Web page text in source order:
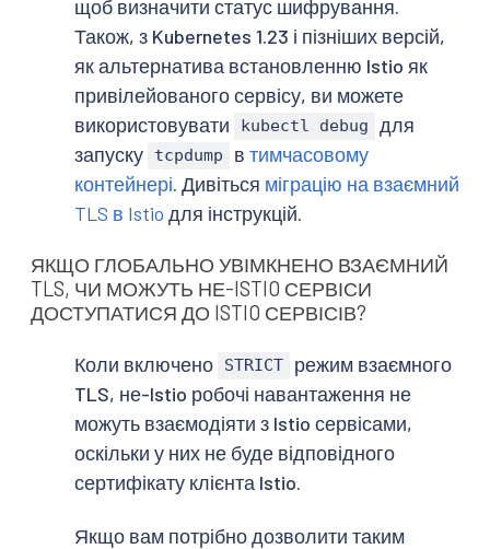
щоб визначити статус шифрування.
Також, з Kubernetes 1.23 і пізніших версій,
як альтернатива встановленню Istio як
привілейованого сервісу, ви можете
використовувати
kubectl debug
для
запуску
tcpdump втимчасовому
контейнері. Дивіться міграцію на взаємний
TLS в Istio для інструкцій.
ЯКЩО ГЛОБАЛЬНО УВІМКНЕНО ВЗАЄМНИЙ
TLS, ЧИ МОЖУТЬ НЕ-ISTIO СЕРВІСИ
ДОСТУПАТИСЯ ДО ISTIO СЕРВІСІВ?
Коли включено STRICT
режим взаємного
TLS, не-Istio робочі навантаження не
можуть взаємодіяти з Istio сервісами,
оскільки у них не буде відповідного
сертифікату клієнта Istio.
Якщо вам потрібно дозволити таким